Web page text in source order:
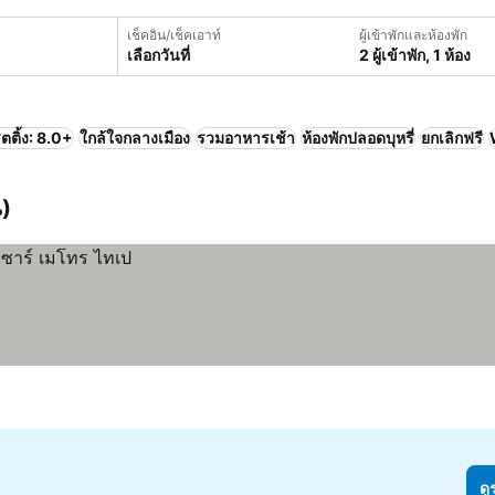
เช็คอิน/เช็คเอาท์
เลือกวันที่
ผู้เข้าพักและห้องพัก
2 ผู้เข้าพัก, 1 ห้อง
ตติ้ง: 8.0+ ใกล้ใจกลางเมือง รวมอาหารเช้า ห้องพักปลอดบุหรี่ ยกเลิกฟรี
ดู